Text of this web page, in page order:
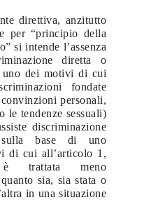
direttiva, anzitutto
per “principio della
si intende l’assenza
diretta o
uno dei motivi di cui
fondate
personali,
le tendenze sessuali)
discriminazione
sulla base di uno
di cui all’articolo 1,
trattata meno
sia, sia stata o
in una situazione